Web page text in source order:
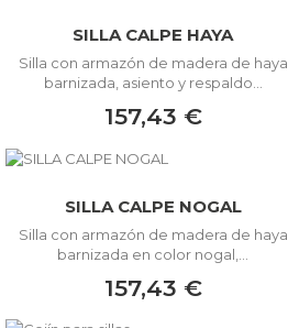
SILLA CALPE HAYA
Silla con armazón de madera de haya
barnizada, asiento y respaldo...
157,43 €
SILLA CALPE NOGAL
Silla con armazón de madera de haya
barnizada en color nogal,...
157,43 €